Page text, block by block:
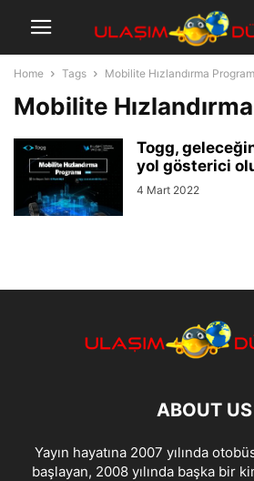
Home Tags Mobilite Hızlandırma
Mobilite
Togg,
yol gösterici
4 Mart 2022
ABOUT US
Yayın hayatına 2007 yılında
başlayan, 2008 yılında başka bir